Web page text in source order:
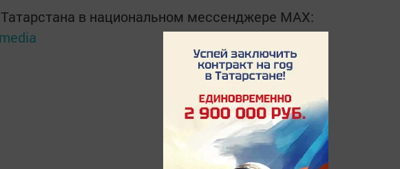
в национальном мессенджере MАХ: